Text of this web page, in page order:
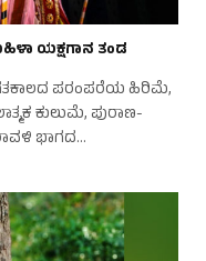
ಯಕ್ಷಗಾನ ತಂಡ
ಪರಂಪರೆಯ ಹಿರಿಮೆ,
ಕುಲುಮೆ, ಪುರಾಣ-
ಭಾಗದ…